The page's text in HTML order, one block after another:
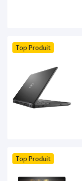
Top Produit
Top Produit